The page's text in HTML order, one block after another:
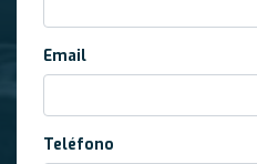
Email
Teléfono